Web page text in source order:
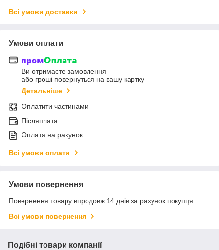
Всі умови доставки
Умови оплати
Ви отримаєте замовлення
або гроші повернуться на вашу картку
Детальніше
Оплатити частинами
Післяплата
Оплата на рахунок
Всі умови оплати
Умови повернення
Повернення товару впродовж 14 днів за рахунок покупця
Всі умови повернення
Подібні товари компанії